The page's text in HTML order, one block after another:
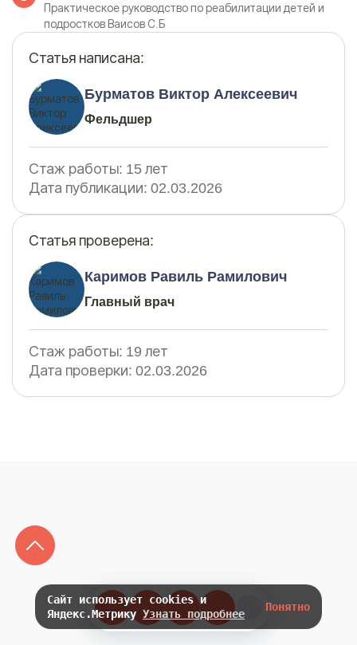
Практическое руководство по реабилитации детей и
подростков Ваисов С.Б
Статья написана:
Бурматов Виктор Алексеевич
Фельдшер
Стаж работы: 15 лет
Дата публикации: 02.03.2026
Статья проверена:
Каримов Равиль Рамилович
Главный врач
Стаж работы: 19 лет
Дата проверки: 02.03.2026
Сайт использует cookies и
Яндекс.Метрику Узнать подробнее
Понятно